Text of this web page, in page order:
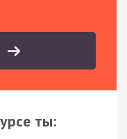
ты: